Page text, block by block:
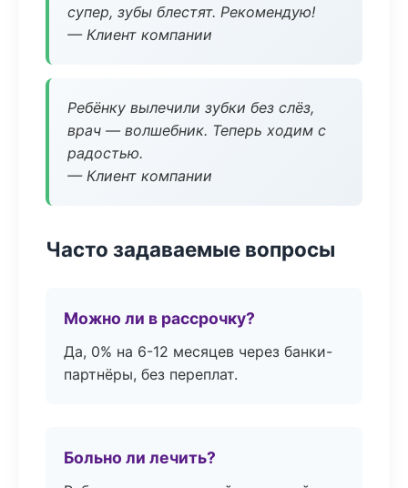
супер, зубы блестят. Рекомендую!
— Клиент компании
Ребёнку вылечили зубки без слёз,
врач — волшебник. Теперь ходим с
радостью.
— Клиент компании
Часто задаваемые вопросы
Можно ли в рассрочку?
Да, 0% на 6-12 месяцев через банки-
партнёры, без переплат.
Больно ли лечить?